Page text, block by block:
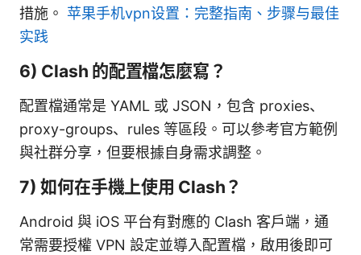
措施。 苹果手机vpn设置：完整指南、步骤与最佳
实践
6) Clash 的配置檔怎麼寫？
配置檔通常是 YAML 或 JSON，包含 proxies、
proxy-groups、rules 等區段。可以參考官方範例
與社群分享，但要根據自身需求調整。
7) 如何在手機上使用 Clash？
Android 與 iOS 平台有對應的 Clash 客戶端，通
常需要授權 VPN 設定並導入配置檔，啟用後即可